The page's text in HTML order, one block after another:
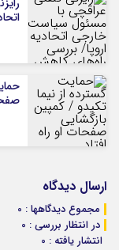
ارسال دیدگاه
مجموع دیدگاهها : 0
در انتظار بررسی : 0
انتشار یافته : 0